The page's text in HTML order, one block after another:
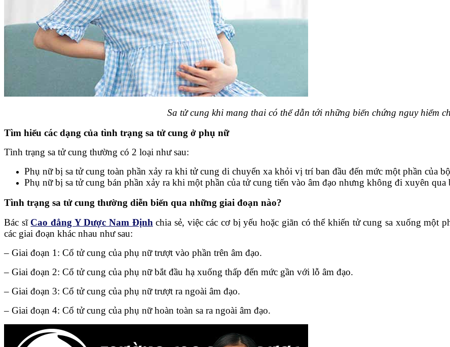
Sa tử cung khi mang thai có thể dẫn tới những biến chứng nguy hiểm
Tìm hiểu các dạng của tình trạng sa tử cung ở phụ nữ
Tình trạng sa tử cung thường có 2 loại như sau:
Phụ nữ bị sa tử cung toàn phần xảy ra khi tử cung di chuyển xa khỏi vị trí ban đầu đến mức một phần của
Phụ nữ bị sa tử cung bán phần xảy ra khi một phần của tử cung tiến vào âm đạo nhưng không đi xuyên qua
Tình trạng sa tử cung thường diễn biến qua những giai đoạn nào?
Bác sĩ Cao đẳng Y Dược Nam Định chia sẻ, việc các cơ bị yếu hoặc giãn có thể khiến tử cung sa xuống một
các giai đoạn khác nhau như sau:
– Giai đoạn 1: Cổ tử cung của phụ nữ trượt vào phần trên âm đạo.
– Giai đoạn 2: Cổ tử cung của phụ nữ bắt đầu hạ xuống thấp đến mức gần với lỗ âm đạo.
– Giai đoạn 3: Cổ tử cung của phụ nữ trượt ra ngoài âm đạo.
– Giai đoạn 4: Cổ tử cung của phụ nữ hoàn toàn sa ra ngoài âm đạo.